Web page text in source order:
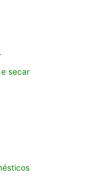
secar